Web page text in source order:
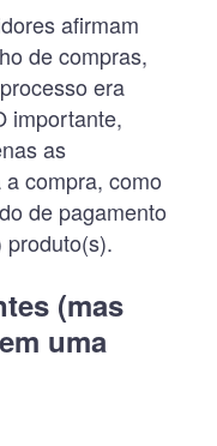
afirmam
de compras,
era
importante,
as
compra, como
de pagamento
(mas
uma